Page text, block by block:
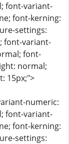
font-variant-
font-kerning:
settings:
font-variant-
font-
normal;
15px;">
numeric:
font-variant-
font-kerning:
settings: